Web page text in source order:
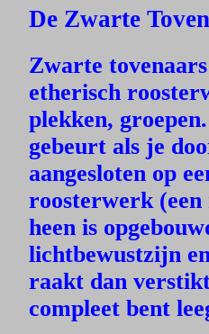
De Zwarte
Zwarte
etherisch
plekken,
gebeurt als je
aangesloten op
roosterwerk (een
heen is
lichtbewustzijn
raakt dan
compleet bent